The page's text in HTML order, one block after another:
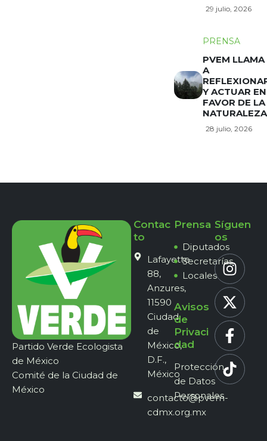
29 julio, 2026
PRENSA
PVEM LLAMA
A
Y ACTUAR EN
FAVOR DE LA
NATURALEZA
28 julio, 2026
Partido Verde Ecologista
de México
Comité de la Ciudad de
México
Contac
to
Lafayette
88,
Anzures,
11590
Ciudad
de
México,
D.F.,
México
contacto@pvem-
cdmx.org.mx
Prensa
Diputados
Secretarías
Locales
Avisos
de
Privaci
dad
Protección
de Datos
Personales
Síguen
os